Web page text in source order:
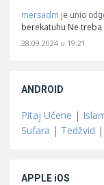
mersadm je unio
berekatuhu Ne
28.09.2024 u 19:21
ANDROID
Pitaj Učene |
Sufara | Tedžvid |
APPLE iOS